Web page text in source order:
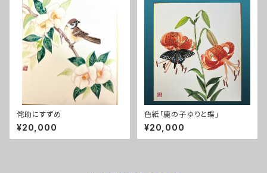
侘助にすずめ
¥20,000
色紙「鹿の子ゆりと蝶」
¥20,000